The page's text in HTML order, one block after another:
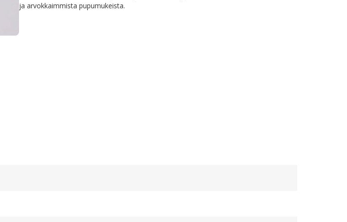
ja arvokkaimmista pupumukeista.